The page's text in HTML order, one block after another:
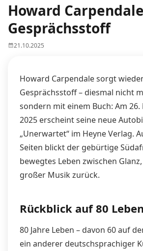
Howard
Gesprächsstoff
21.10.2025
Howard Carpendale sorgt
Gesprächsstoff – diesmal nicht
sondern mit einem Buch: Am
2025 erscheint seine neue
„Unerwartet“ im Heyne Verlag.
Seiten blickt der gebürtige
bewegtes Leben zwischen
großer Musik zurück.​
Rückblick auf 80
80 Jahre Leben – davon 60 auf
ein anderer deutschsprachiger